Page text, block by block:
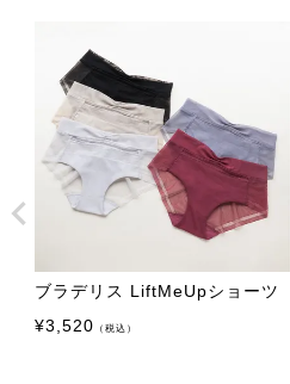
ブラデリス LiftMeUpショーツ
¥3,520 （税込）